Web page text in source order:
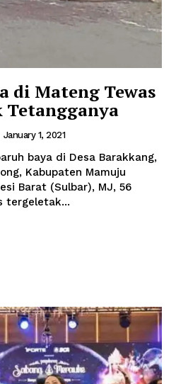
di Mateng Tewas
Tetangganya
January 1, 2021
baya di Desa Barakkang,
Kabupaten Mamuju
Barat (Sulbar), MJ, 56
tergeletak...